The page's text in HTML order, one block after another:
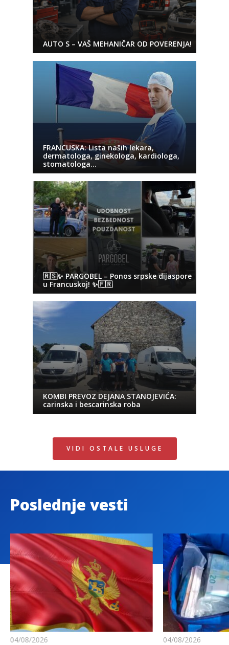
AUTO S – VAŠ MEHANIČAR OD POVERENJA!
FRANCUSKA: Lista naših lekara,
dermatologa, ginekologa, kardiologa,
stomatologa…
🇷🇸✨ PARGOBEL – Ponos srpske dijaspore
u Francuskoj! ✨🇫🇷
KOMBI PREVOZ DEJANA STANOJEVIĆA:
carinska i bescarinska roba
VIDI OSTALE USLUGE
Poslednje vesti
04/08/2026 04/08/2026